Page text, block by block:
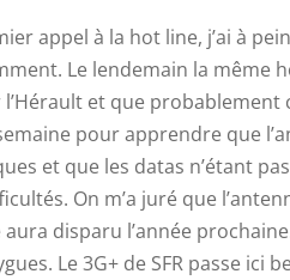
appel à la hot line, j’ai à
Le lendemain la même
et que probablement
pour apprendre que
et que les datas n’étant
On m’a juré que
disparu l’année
Le 3G+ de SFR passe ici